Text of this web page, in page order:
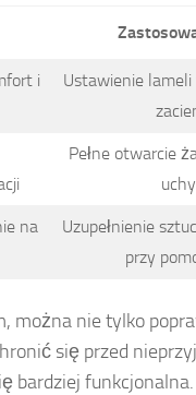
i
Ustawienie
Pełne otwarcie
na
Uzupełnienie
przy
można nie tylko
się przed
bardziej